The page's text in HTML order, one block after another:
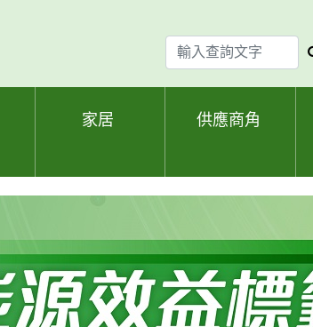
輸
入
查
家居 供應商角